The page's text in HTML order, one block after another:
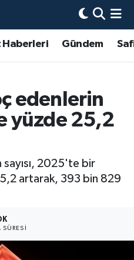
Haberleri Gündem
edenlerin
yüzde 25,2
2025'te bir
artarak, 393 bin 829
ve Fikstür